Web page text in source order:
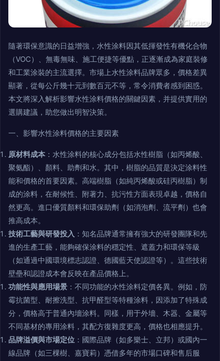
隨著環保意識的日益增強，水性涂料因其低揮發性有機化合物
（VOC）、無毒無味、施工便捷等優點，正逐漸成為家庭裝修
和工業涂裝的主流選擇。市場上水性涂料品牌眾多，價格差異
顯著，從每公斤幾十元到數百元不等，常令消費者感到困惑。
本文將深入解析影響水性涂料價格的關鍵因素，并提供實用的
選購建議，助您做出明智決策。
一、影響水性涂料價格的主要因素
原材料成本 ：水性涂料的核心成分包括水性樹脂（如丙烯酸、
聚氨酯）、顏料、助劑和水。其中，樹脂的品質是決定涂料性
能和價格的首要因素。高端樹脂（如純丙烯酸或硅丙樹脂）制
成的涂料，在耐候性、附著力、抗污性方面表現卓越，價格自
然更高。進口優質顏料和環保助劑（如消泡劑、流平劑）也會
推高成本。
技術工藝與研發投入 ：知名品牌通常擁有強大的研發團隊和先
進的生產工藝，能夠確保涂料的穩定性、遮蓋力和環保等級
（如通過中國環境標志認證、德國藍天使認證等）。這些技術
壁壘和認證成本會反映在產品價格上。
功能性與應用場景 ：不同功能的水性涂料定價各異。例如，防
霉抗菌型、耐擦洗型、抗甲醛型等特種涂料，因添加了特殊成
分，價格高于普通內墻涂料。同樣，用于外墻、木器、金屬等
不同基材的專用涂料，其配方復雜度更高，價格也相應提升。
品牌溢價與市場定位 ：國際品牌（如多樂士、立邦）或國內一
線品牌（如三棵樹、嘉寶莉）憑借多年的市場口碑和售后服